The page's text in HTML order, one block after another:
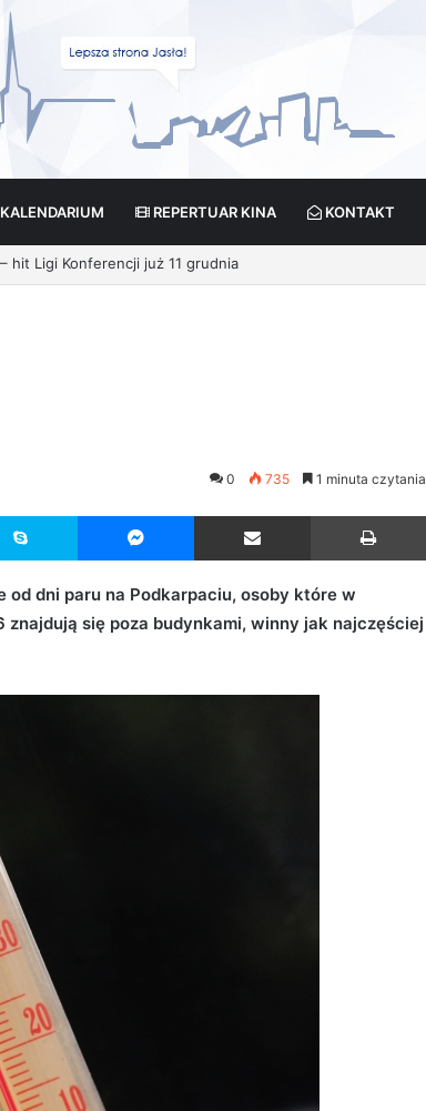
REPERTUAR KINA KONTAKT
0 735 1 minuta czytania
Skype Messenger Udostępnij przez Email
dni paru na Podkarpaciu, osoby które w
znajdują się poza budynkami, winny jak najczęściej